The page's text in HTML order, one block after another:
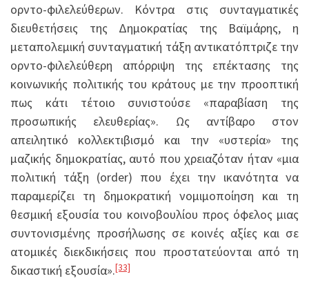
ορντο-φιλελεύθερων. Κόντρα στις συνταγματικές
διευθετήσεις της Δημοκρατίας της Βαϊμάρης, η
μεταπολεμική συνταγματική τάξη αντικατόπτριζε την
ορντο-φιλελεύθερη απόρριψη της επέκτασης της
κοινωνικής πολιτικής του κράτους με την προοπτική
πως κάτι τέτοιο συνιστούσε «παραβίαση της
προσωπικής ελευθερίας». Ως αντίβαρο στον
απειλητικό κολλεκτιβισμό και την «υστερία» της
μαζικής δημοκρατίας, αυτό που χρειαζόταν ήταν «μια
πολιτική τάξη (order) που έχει την ικανότητα να
παραμερίζει τη δημοκρατική νομιμοποίηση και τη
θεσμική εξουσία του κοινοβουλίου προς όφελος μιας
συντονισμένης προσήλωσης σε κοινές αξίες και σε
ατομικές διεκδικήσεις που προστατεύονται από τη
δικαστική εξουσία».[33]